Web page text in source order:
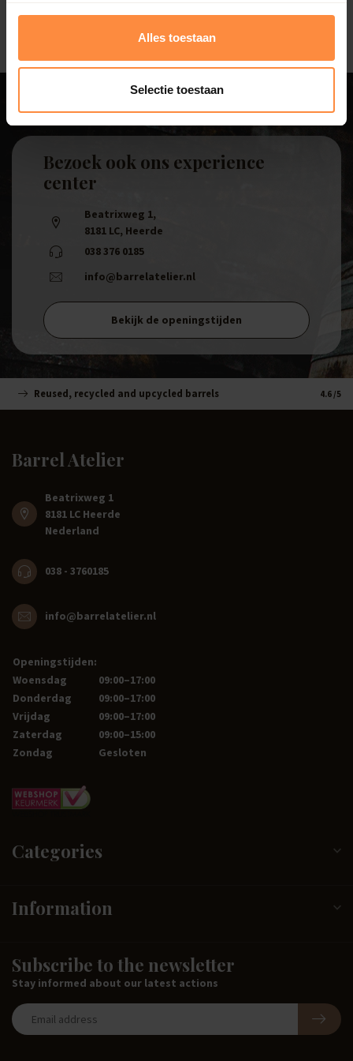
Alles toestaan
Selectie toestaan
Bezoek ook ons experience
center
Beatrixweg 1,
8181 LC, Heerde
038 376 0185
info@barrelatelier.nl
Bekijk de openingstijden
Reused, recycled and upcycled barrels 4.6 /5
Barrel Atelier
Beatrixweg 1
8181 LC Heerde
Nederland
038 - 3760185
info@barrelatelier.nl
Openingstijden:
Woensdag
09:00–17:00
Donderdag
09:00–17:00
Vrijdag
09:00–17:00
Zaterdag
09:00–15:00
Zondag
Gesloten
Categories
Information
Subscribe to the newsletter
Stay informed about our latest actions